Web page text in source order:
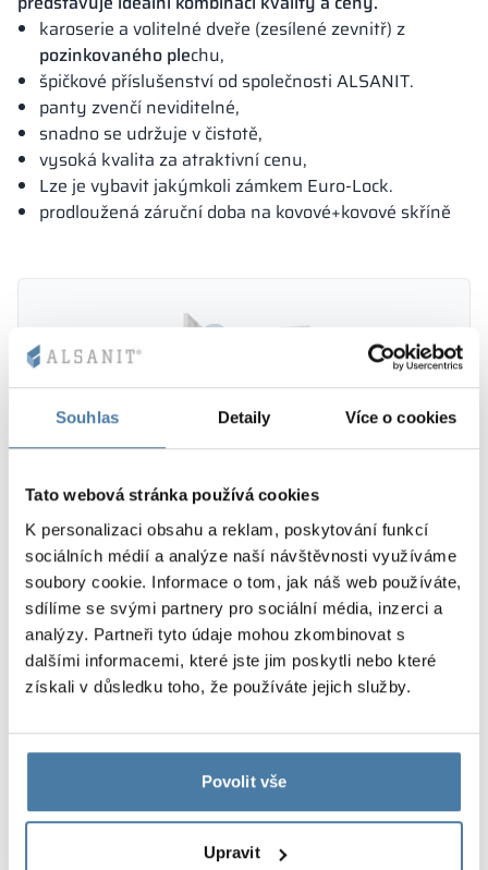
Souhlas Detaily Více o cookies
Tato webová stránka používá cookies
K personalizaci obsahu a reklam, poskytování funkcí
sociálních médií a analýze naší návštěvnosti využíváme
soubory cookie. Informace o tom, jak náš web používáte,
sdílíme se svými partnery pro sociální média, inzerci a
analýzy. Partneři tyto údaje mohou zkombinovat s
dalšími informacemi, které jste jim poskytli nebo které
získali v důsledku toho, že používáte jejich služby.
Povolit vše
Upravit
karoserie a volitelné dveře (zesílené zevnitř) z
pozinkovaného plechu,
špičkové příslušenství od společnosti ALSANIT.
panty zvenčí neviditelné,
snadno se udržuje v čistotě,
vysoká kvalita za atraktivní cenu,
Lze je vybavit jakýmkoli zámkem Euro-Lock.
prodloužená záruční doba na kovové+kovové skříně